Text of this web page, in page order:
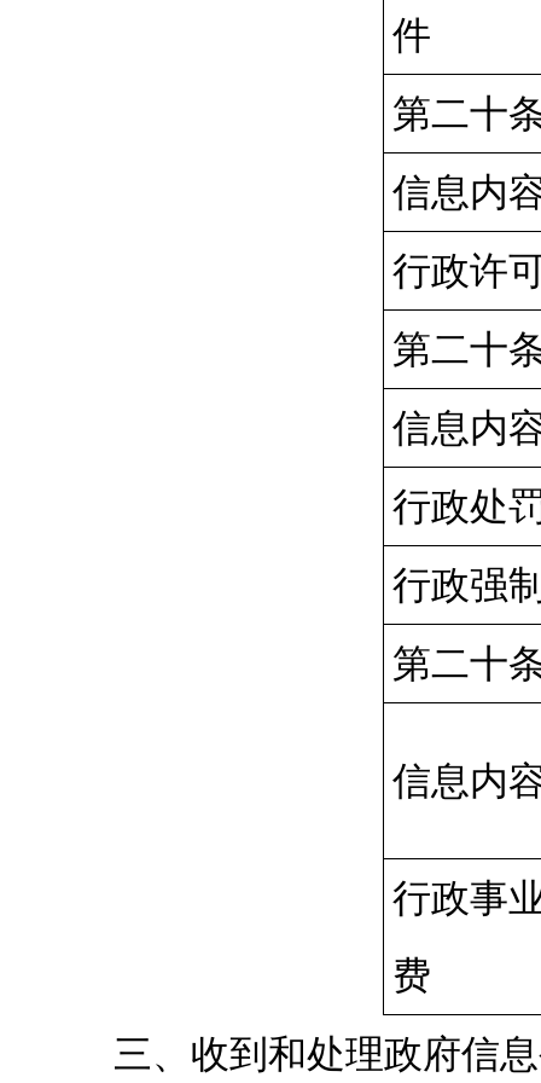
件
第二十
信息内
行政许
第二十
信息内
行政处
行政强
第二十
信息内
行政事
费
三、收到和处理政府信